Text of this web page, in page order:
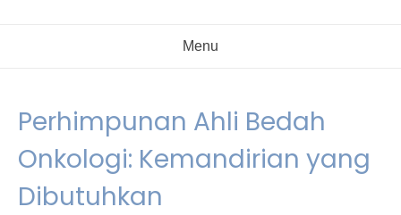
Menu
Perhimpunan Ahli Bedah
Onkologi: Kemandirian yang
Dibutuhkan